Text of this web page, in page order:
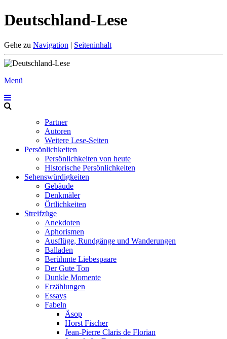
Deutschland-Lese
Gehe zu Navigation | Seiteninhalt
Menü
Partner
Autoren
Weitere Lese-Seiten
Persönlichkeiten
Persönlichkeiten von heute
Historische Persönlichkeiten
Sehenswürdigkeiten
Gebäude
Denkmäler
Örtlichkeiten
Streifzüge
Anekdoten
Aphorismen
Ausflüge, Rundgänge und Wanderungen
Balladen
Berühmte Liebespaare
Der Gute Ton
Dunkle Momente
Erzählungen
Essays
Fabeln
Äsop
Horst Fischer
Jean-Pierre Claris de Florian